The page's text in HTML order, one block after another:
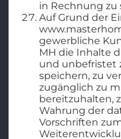
in Rechnung zu
Auf Grund der
gewerbliche
MH die Inhalte
und unbefristet
speichern, zu
zugänglich zu
bereitzuhalten,
Wahrung der
Vorschriften